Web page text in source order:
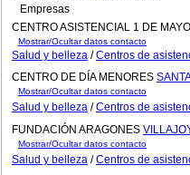
Empresas
CENTRO ASISTENCIAL 1 DE MAYO
Mostrar/Ocultar datos contacto
Salud y belleza /Centros de
CENTRO DE DÍA MENORES
Mostrar/Ocultar datos contacto
Salud y belleza /Centros de
FUNDACIÓN ARAGONES
Mostrar/Ocultar datos contacto
Salud y belleza /Centros de